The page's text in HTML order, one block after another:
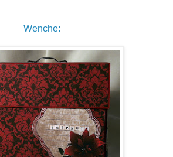
Wenche: